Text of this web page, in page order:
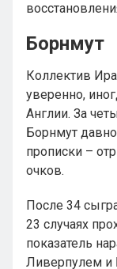
Борнмут
Коллектив
уверенно,
Англии. За
Борнмут
прописки –
очков.
После 34
23 случаях
показатель
Ливерпулем и